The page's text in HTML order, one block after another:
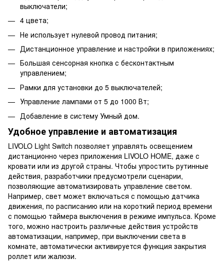
выключатели;
4 цвета;
Не использует нулевой провод питания;
Дистанционное управление и настройки в приложениях;
Большая сенсорная кнопка с бесконтактным
управлением;
Рамки для установки до 5 выключателей;
Управление лампами от 5 до 1000 Вт;
Добавление в систему Умный дом.
Удобное управление и автоматизация
LIVOLO Light Switch позволяет управлять освещением
дистанционно через приложения LIVOLO HOME, даже с
кровати или из другой страны. Чтобы упростить рутинные
действия, разработчики предусмотрели сценарии,
позволяющие автоматизировать управление светом.
Например, свет может включаться с помощью датчика
движения, по расписанию или на короткий период времени
с помощью таймера выключения в режиме импульса. Кроме
того, можно настроить различные действия устройств
автоматизации, например, при выключении света в
комнате, автоматически активируется функция закрытия
роллет или жалюзи.